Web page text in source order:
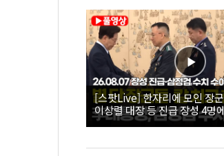
[스팟Live] 한자리에 모인 장
이상렬 대장 등 진급 장성 4명
직접 수여｜26.08.07 장성 진